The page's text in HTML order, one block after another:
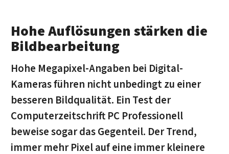
Hohe Auflösungen stärken die
Bildbearbeitung
Hohe Megapixel-Angaben bei Digital-
Kameras führen nicht unbedingt zu einer
besseren Bildqualität. Ein Test der
Computerzeitschrift PC Professionell
beweise sogar das Gegenteil. Der Trend,
immer mehr Pixel auf eine immer kleinere